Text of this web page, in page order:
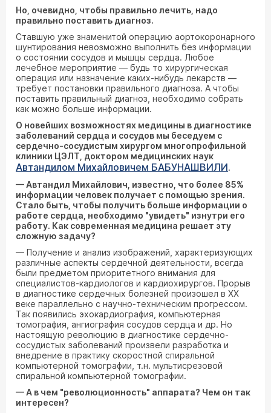
Но, очевидно, чтобы правильно лечить, надо
правильно поставить диагноз.
Ставшую уже знаменитой операцию аортокоронарного
шунтирования невозможно выполнить без информации
о состоянии сосудов и мышцы сердца. Любое
лечебное мероприятие — будь то хирургическая
операция или назначение каких-нибудь лекарств —
требует постановки правильного диагноза. А чтобы
поставить правильный диагноз, необходимо собрать
как можно больше информации.
О новейших возможностях медицины в диагностике
заболеваний сердца и сосудов мы беседуем с
сердечно-сосудистым хирургом многопрофильной
клиники ЦЭЛТ, доктором медицинских наук
Автандилом Михайловичем БАБУНАШВИЛИ.
— Автандил Михайлович, известно, что более 85%
информации человек получает с помощью зрения.
Стало быть, чтобы получить больше информации о
работе сердца, необходимо "увидеть" изнутри его
работу. Как современная медицина решает эту
сложную задачу?
— Получение и анализ изображений, характеризующих
различные аспекты сердечной деятельности, всегда
были предметом приоритетного внимания для
специалистов-кардиологов и кардиохирургов. Прорыв
в диагностике сердечных болезней произошел в ХХ
веке параллельно с научно-техническим прогрессом.
Так появились эхокардиография, компьютерная
томография, ангиография сосудов сердца и др. Но
настоящую революцию в диагностике сердечно-
сосудистых заболеваний произвели разработка и
внедрение в практику скоростной спиральной
компьютерной томографии, т.н. мультисрезовой
спиральной компьютерной томографии.
— А в чем "революционность" аппарата? Чем он так
интересен?